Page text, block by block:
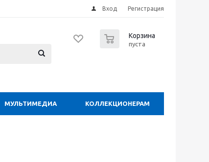
Вход Регистрация
Корзина
пуста
МУЛЬТИМЕДИА КОЛЛЕКЦИОНЕРАМ